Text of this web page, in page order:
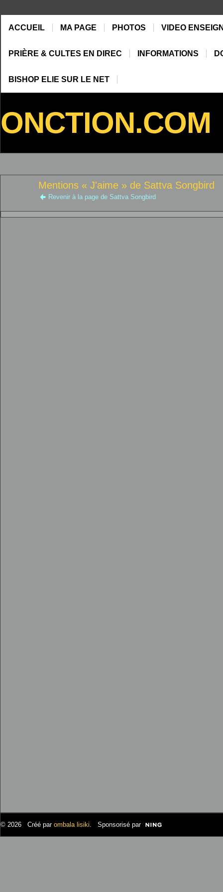
ACCUEIL MA PAGE PHOTOS VIDEO
PRIÈRE & CULTES EN DIREC INFORMATIONS
BISHOP ELIE SUR LE NET
ONCTION.COM
Mentions « J'aime » de Sattva Songbird
Revenir à la page de Sattva Songbird
© 2026 Créé par ombala lisiki. Sponsorisé par